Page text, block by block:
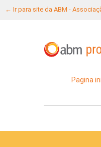
← Ir para site da ABM -
Pagina